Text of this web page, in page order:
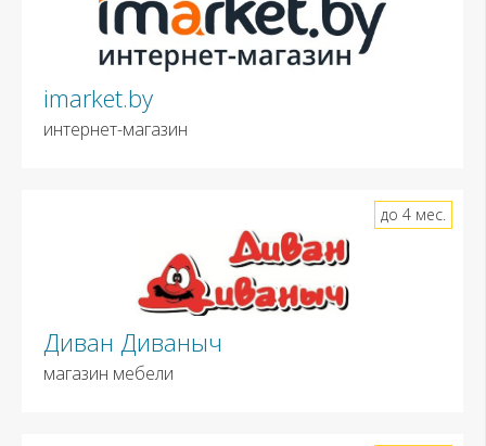
imarket.by
интернет-магазин
Диван Диваныч
магазин мебели
до 4 мес.